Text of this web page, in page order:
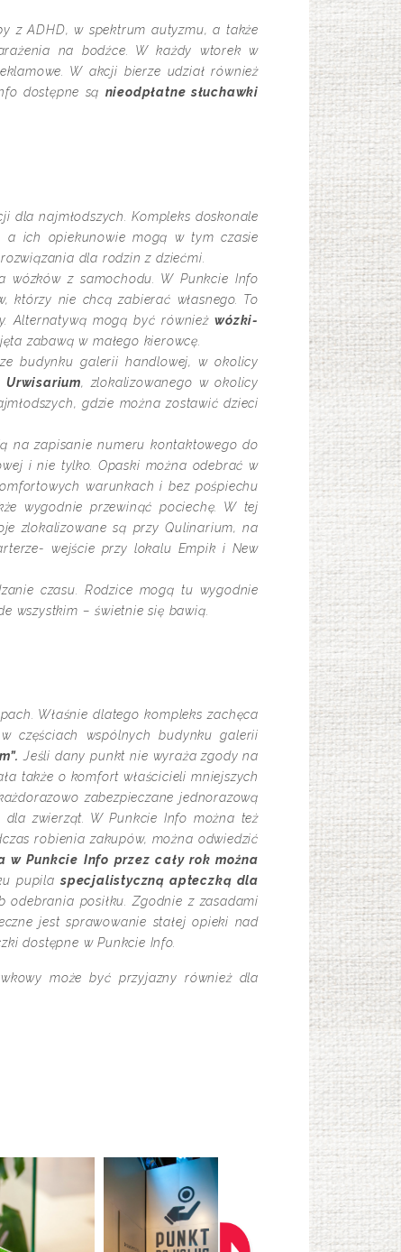
z ADHD, w spektrum autyzmu, a także
na bodźce. W każdy wtorek w
W akcji bierze udział również
dostępne są nieodpłatne słuchawki
dla najmłodszych. Kompleks doskonale
ich opiekunowie mogą w tym czasie
dla rodzin z dziećmi.
wózków z samochodu. W Punkcie Info
którzy nie chcą zabierać własnego. To
Alternatywą mogą być równieżwózki-
zabawą w małego kierowcę.
budynku galerii handlowej, w okolicy
Urwisarium, zlokalizowanego w okolicy
gdzie można zostawić dzieci
na zapisanie numeru kontaktowego do
i nie tylko. Opaski można odebrać w
warunkach i bez pośpiechu
wygodnie przewinąć pociechę. W tej
zlokalizowane są przy Qulinarium, na
wejście przy lokalu Empik i New
czasu. Rodzice mogą tu wygodnie
wszystkim – świetnie się bawią.
Właśnie dlatego kompleks zachęca
częściach wspólnych budynku galerii
Jeśli dany punkt nie wyraża zgody na
także o komfort właścicieli mniejszych
zabezpieczane jednorazową
zwierząt. W Punkcie Info można też
robienia zakupów, można odwiedzić
w Punkcie Info przez cały rok można
pupilaspecjalistyczną apteczką dla
posiłku. Zgodnie z zasadami
jest sprawowanie stałej opieki nad
dostępne w Punkcie Info.
może być przyjazny również dla